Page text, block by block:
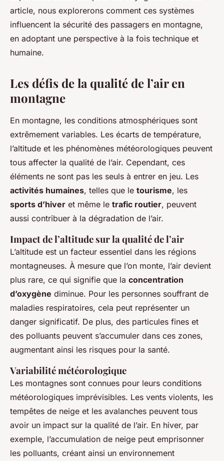
article, nous explorerons comment ces systèmes
influencent la sécurité des passagers en montagne,
en adoptant une perspective à la fois technique et
humaine.
Les défis de la qualité de l’air en
montagne
En montagne, les conditions atmosphériques sont
extrêmement variables. Les écarts de température,
l’altitude et les phénomènes météorologiques peuvent
tous affecter la qualité de l’air. Cependant, ces
éléments ne sont pas les seuls à entrer en jeu. Les
activités humaines, telles que le tourisme, les
sports d’hiver et même le trafic routier, peuvent
aussi contribuer à la dégradation de l’air.
Impact de l’altitude sur la qualité de l’air
L’altitude est un facteur essentiel dans les régions
montagneuses. À mesure que l’on monte, l’air devient
plus rare, ce qui signifie que la concentration
d’oxygène diminue. Pour les personnes souffrant de
maladies respiratoires, cela peut représenter un
danger significatif. De plus, des particules fines et
des polluants peuvent s’accumuler dans ces zones,
augmentant ainsi les risques pour la santé.
Variabilité météorologique
Les montagnes sont connues pour leurs conditions
météorologiques imprévisibles. Les vents violents, les
tempêtes de neige et les avalanches peuvent tous
avoir un impact sur la qualité de l’air. En hiver, par
exemple, l’accumulation de neige peut emprisonner
les polluants, créant ainsi un environnement